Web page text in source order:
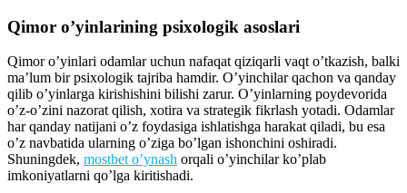
Qimor o’yinlarining psixologik asoslari
Qimor o’yinlari odamlar uchun nafaqat qiziqarli vaqt o’tkazish, balki
ma’lum bir psixologik tajriba hamdir. O’yinchilar qachon va qanday
qilib o’yinlarga kirishishini bilishi zarur. O’yinlarning poydevorida
o’z-o’zini nazorat qilish, xotira va strategik fikrlash yotadi. Odamlar
har qanday natijani o’z foydasiga ishlatishga harakat qiladi, bu esa
o’z navbatida ularning o’ziga bo’lgan ishonchini oshiradi.
Shuningdek, mostbet o’ynash orqali o’yinchilar ko’plab
imkoniyatlarni qo’lga kiritishadi.